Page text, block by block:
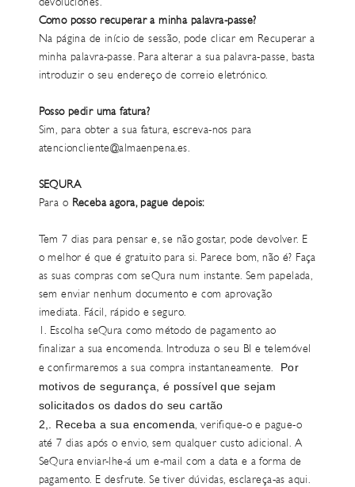
devoluciones.
Como posso recuperar a minha palavra-passe?
Na página de início de sessão, pode clicar em Recuperar a
minha palavra-passe. Para alterar a sua palavra-passe, basta
introduzir o seu endereço de correio eletrónico.
Posso pedir uma fatura?
Sim, para obter a sua fatura, escreva-nos para
atencioncliente@almaenpena.es.
SEQURA
Para o Receba agora, pague depois:
Tem 7 dias para pensar e, se não gostar, pode devolver. E
o melhor é que é gratuito para si. Parece bom, não é? Faça
as suas compras com seQura num instante. Sem papelada,
sem enviar nenhum documento e com aprovação
imediata. Fácil, rápido e seguro.
1. Escolha seQura como método de pagamento ao
finalizar a sua encomenda. Introduza o seu BI e telemóvel
e confirmaremos a sua compra instantaneamente.
Por
motivos de segurança, é possível que sejam
solicitados os dados do seu cartão
2,. Receba a sua encomenda, verifique-o e pague-o
até 7 dias após o envio, sem qualquer custo adicional. A
SeQura enviar-lhe-á um e-mail com a data e a forma de
pagamento. E desfrute. Se tiver dúvidas, esclareça-asaqui.